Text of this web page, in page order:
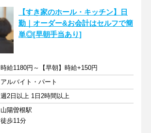
【すき家のホール・キッチン】日
勤｜オーダー&お会計はセルフで簡
単◎[早朝手当あり]
時給1180円～【早朝】時給+150円
アルバイト・パート
週2日以上 1日2時間以上
山陽曽根駅
徒歩11分